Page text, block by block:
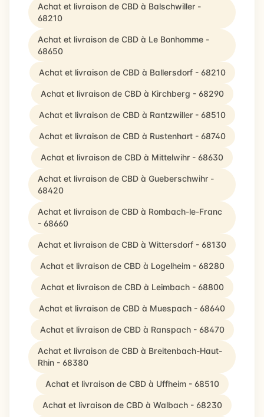
Achat et livraison de CBD à Balschwiller -
68210
Achat et livraison de CBD à Le Bonhomme -
68650
Achat et livraison de CBD à Ballersdorf - 68210
Achat et livraison de CBD à Kirchberg - 68290
Achat et livraison de CBD à Rantzwiller - 68510
Achat et livraison de CBD à Rustenhart - 68740
Achat et livraison de CBD à Mittelwihr - 68630
Achat et livraison de CBD à Gueberschwihr -
68420
Achat et livraison de CBD à Rombach-le-Franc
- 68660
Achat et livraison de CBD à Wittersdorf - 68130
Achat et livraison de CBD à Logelheim - 68280
Achat et livraison de CBD à Leimbach - 68800
Achat et livraison de CBD à Muespach - 68640
Achat et livraison de CBD à Ranspach - 68470
Achat et livraison de CBD à Breitenbach-Haut-
Rhin - 68380
Achat et livraison de CBD à Uffheim - 68510
Achat et livraison de CBD à Walbach - 68230